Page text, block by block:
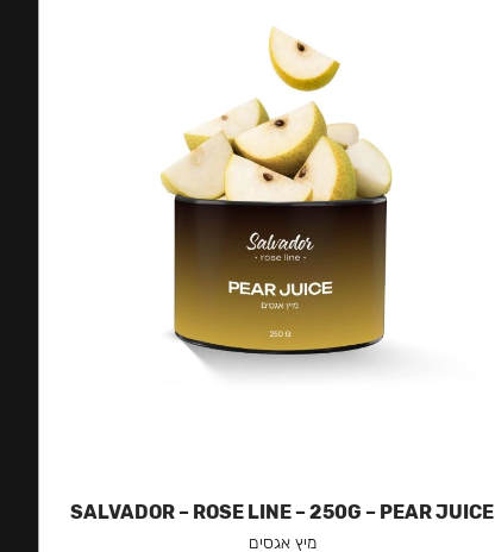
SALVADOR – ROSE LINE – 250G – PEAR JUICE
מיץ אגסים